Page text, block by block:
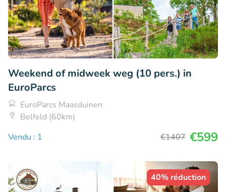
Weekend of midweek weg (10 pers.) in
EuroParcs
EuroParcs Maasduinen
Belfeld (60km)
Vendu : 1
€1407 €599
40% réduction